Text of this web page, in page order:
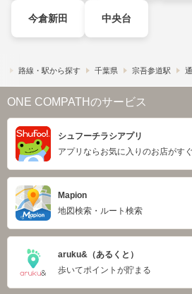
今倉新田 中央台
路線・駅から探す 千葉県 宗吾参道駅
ONE COMPATHのサービス
シュフーチラシアプリ
アプリならお気に入りのお店がす
Mapion
地図検索・ルート検索
aruku&（あるくと）
歩いてポイントが貯まる